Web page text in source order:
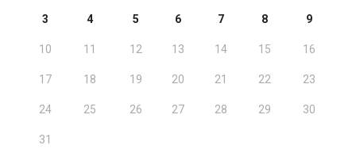
3 4 5 6 7 8 9
10 11 12 13 14 15 16
17 18 19 20 21 22 23
24 25 26 27 28 29 30
31